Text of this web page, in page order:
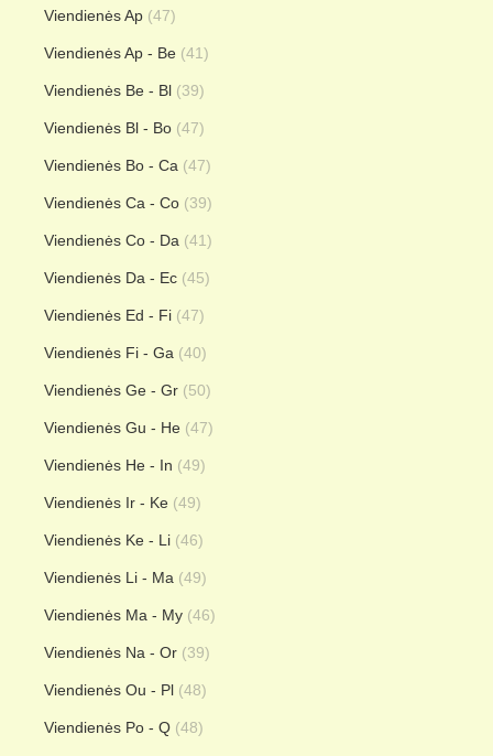
Viendienės Ap (47)
Viendienės Ap - Be (41)
Viendienės Be - Bl (39)
Viendienės Bl - Bo (47)
Viendienės Bo - Ca (47)
Viendienės Ca - Co (39)
Viendienės Co - Da (41)
Viendienės Da - Ec (45)
Viendienės Ed - Fi (47)
Viendienės Fi - Ga (40)
Viendienės Ge - Gr (50)
Viendienės Gu - He (47)
Viendienės He - In (49)
Viendienės Ir - Ke (49)
Viendienės Ke - Li (46)
Viendienės Li - Ma (49)
Viendienės Ma - My (46)
Viendienės Na - Or (39)
Viendienės Ou - Pl (48)
Viendienės Po - Q (48)